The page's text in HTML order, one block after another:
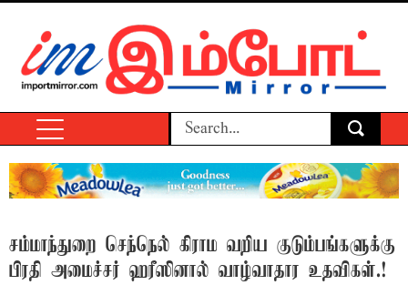
சம்மாந்துறை செந்நெல் கிராம வறிய குடும்பங்களுக்கு
பிரதி அமைச்சர் ஹரீஸினால் வாழ்வாதார உதவிகள்.!